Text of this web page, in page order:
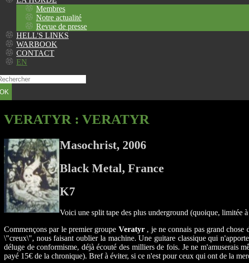
Membres
Notre actualité
Revue de presse
HELL'S LINKS
WARBOOK
CONTACT
EN
OK
VERATYR: VERATYR
Masochrist, 2006
Black Metal, France
K7
Voici une split tape des plus underground (quoique, limitée
Commençons par le premier groupe Veratyr, je ne connais pas grand chose
\"creux\", nous faisant oublier la machine. Une guitare classique qui
déluge de conformisme, déjà écouté des milliers de fois. Je ne m'amuserais
payé 15€ de la chronique). Bref à éviter, si ce n'est pour ceux qui ont de la